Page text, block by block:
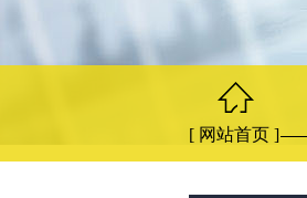
[ 网站首页 ]